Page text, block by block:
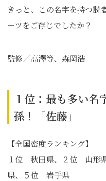
きっと、この名字を持つ読
ーツをご存じでしたか？
監修／高澤等、森岡浩
１位：最も多い名
孫！「佐藤」
【全国密度ランキング】
１位 秋田県、２位 山
県、５位 岩手県